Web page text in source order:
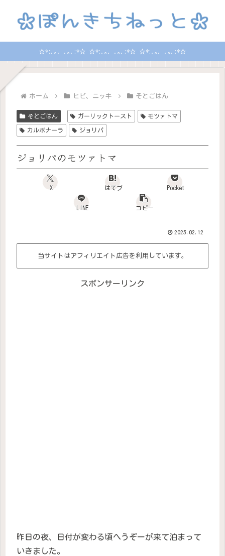
☆*:.｡. .｡.:*☆ ☆*:.｡. .｡.:*☆ ☆*:.｡. .｡.:*☆
ホーム ヒビ、ニッキ そとごはん
そとごはん ガーリックトースト モツァトマ
カルボナーラ ジョリパ
ジョリパのモツァトマ
X はてブ Pocket
LINE コピー
2025.02.12
当サイトはアフィリエイト広告を利用しています。
スポンサーリンク
昨日の夜、日付が変わる頃へうぞーが来て泊まって
いきました。